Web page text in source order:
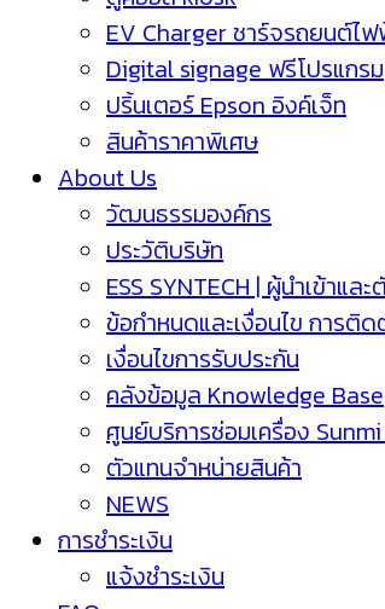
EV Charger ชาร์จรถยนต์ไ
Digital signage ฟรีโปรแกรม
ปริ้นเตอร์ Epson อิงค์เจ็ท
สินค้าราคาพิเศษ
About Us
วัฒนธรรมองค์กร
ประวัติบริษัท
ESS SYNTECH | ผู้นำเข้าแล
ข้อกำหนดและเงื่อนไข การติ
เงื่อนไขการรับประกัน
คลังข้อมูล Knowledge Base
ศูนย์บริการซ่อมเครื่อง
ตัวแทนจำหน่ายสินค้า
NEWS
การชำระเงิน
แจ้งชำระเงิน